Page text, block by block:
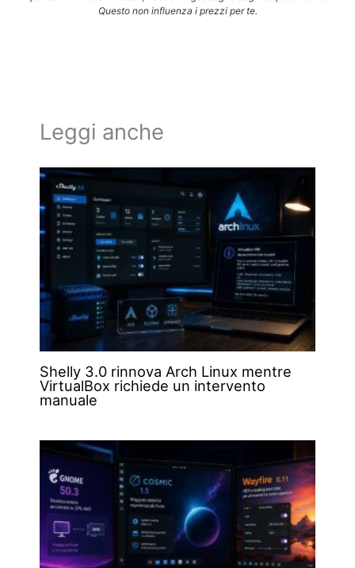
Questo non influenza i prezzi per te.
Leggi anche
Shelly 3.0 rinnova Arch Linux mentre
VirtualBox richiede un intervento
manuale